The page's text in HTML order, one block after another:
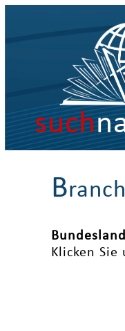
such
B
Bundesland
Klicken